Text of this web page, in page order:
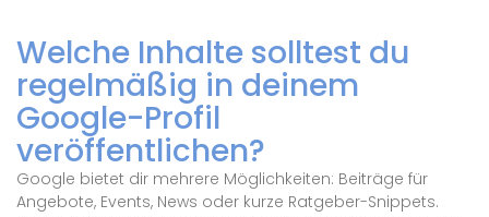
Welche Inhalte solltest du
regelmäßig in deinem
Google-Profil
veröffentlichen?
Google bietet dir mehrere Möglichkeiten: Beiträge für
Angebote, Events, News oder kurze Ratgeber-Snippets.